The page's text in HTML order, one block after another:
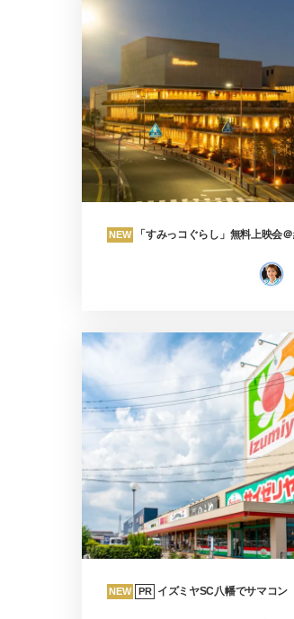
NEW 「すみっコぐらし」無料上映会
NEW PR イズミヤSC八幡でサマコン